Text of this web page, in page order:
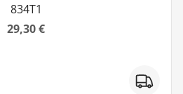
834T1
29,30 €